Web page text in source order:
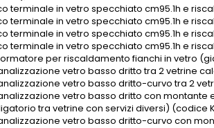
terminale in vetro specchiato cm95.1h e
terminale in vetro specchiato cm95.1h e
terminale in vetro specchiato cm95.1h e
terminale in vetro specchiato cm95.1h e
per riscaldamento fianchi in vetro
vetro basso dritto tra 2 vetrine
vetro basso dritto-curvo tra 2
vetro basso dritto con montante
tra vetrine con servizi diversi) (codice KIT
vetro basso dritto-curvo con